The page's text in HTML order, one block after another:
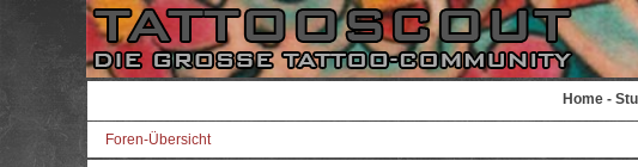
Home -
Foren-Übersicht